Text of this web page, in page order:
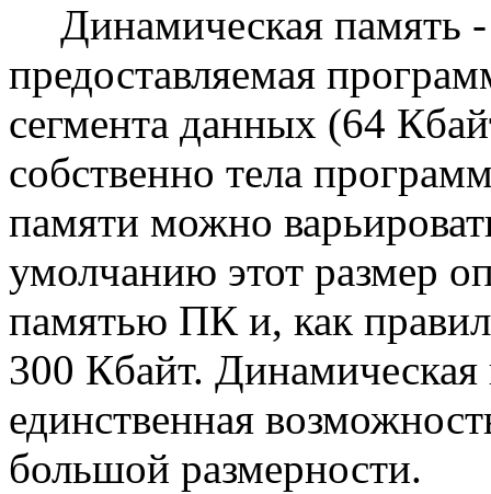
Динамическая память
предоставляемая
сегмента данных (64
собственно тела
памяти можно
умолчанию этот размер
памятью ПК и, как
300 Кбайт. Динамическая
единственная
большой размерности.